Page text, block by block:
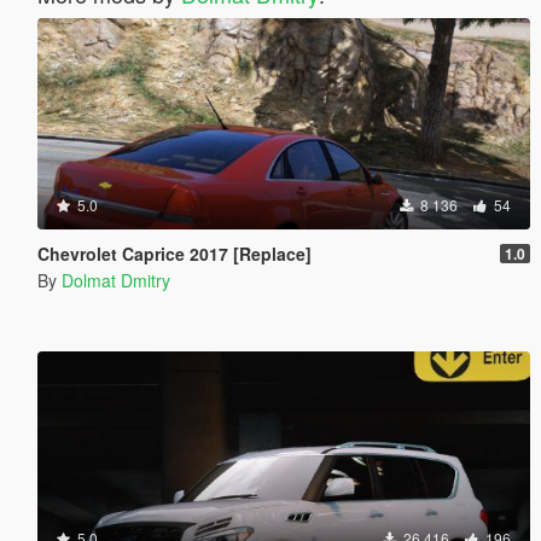
5.0 8 136 54
Chevrolet Caprice 2017 [Replace] 1.0
By Dolmat Dmitry